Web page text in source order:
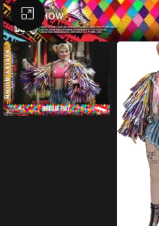
Büyütmek için tıklayın